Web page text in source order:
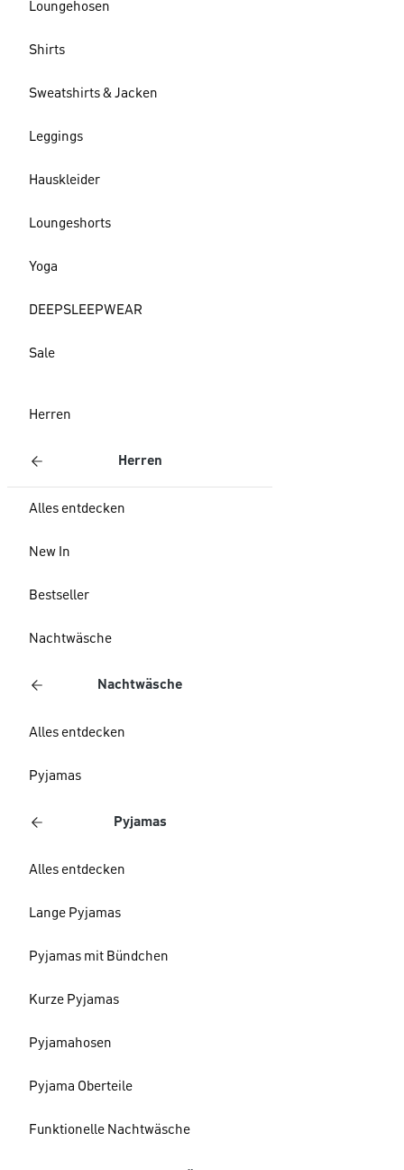
Loungehosen
Shirts
Sweatshirts & Jacken
Leggings
Hauskleider
Loungeshorts
Yoga
DEEPSLEEPWEAR
Sale
Herren
Herren
Alles entdecken
New In
Bestseller
Nachtwäsche
Nachtwäsche
Alles entdecken
Pyjamas
Pyjamas
Alles entdecken
Lange Pyjamas
Pyjamas mit Bündchen
Kurze Pyjamas
Pyjamahosen
Pyjama Oberteile
Funktionelle Nachtwäsche